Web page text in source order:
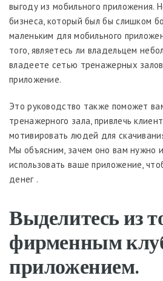
выгоду из мобильного приложения.
бизнеса, который был бы слишком
маленьким для мобильного
того, являетесь ли владельцем
владеете сетью тренажерных
приложение.
Это руководство также поможет
тренажерного зала, привлечь
мотивировать людей для
Мы объясним, зачем оно вам нужно
использовать ваше приложение,
денег .
Выделитесь из
фирменным
приложением.